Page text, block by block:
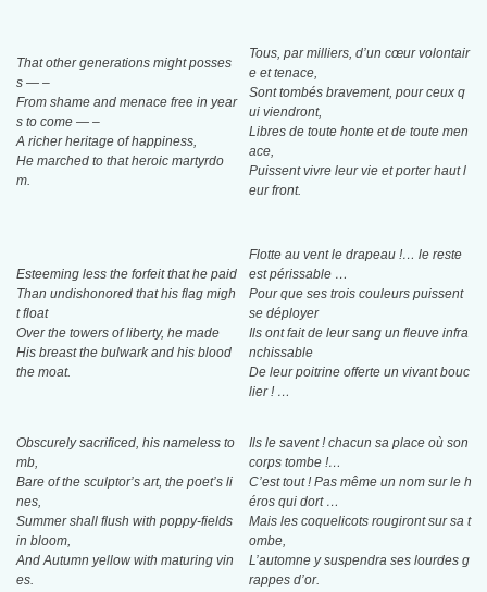
That other generations might posses
s — –
From shame and menace free in year
s to come — –
A richer heritage of happiness,
He marched to that heroic martyrdo
m.
Tous, par milliers, d’un cœur volontair
e et tenace,
Sont tombés bravement, pour ceux q
ui viendront,
Libres de toute honte et de toute men
ace,
Puissent vivre leur vie et porter haut l
eur front.
Esteeming less the forfeit that he paid
Than undishonored that his flag migh
t float
Over the towers of liberty, he made
His breast the bulwark and his blood
the moat.
Flotte au vent le drapeau !… le reste
est périssable …
Pour que ses trois couleurs puissent
se déployer
Ils ont fait de leur sang un fleuve infra
nchissable
De leur poitrine offerte un vivant bouc
lier ! …
Obscurely sacrificed, his nameless to
mb,
Bare of the sculptor’s art, the poet’s li
nes,
Summer shall flush with poppy-fields
in bloom,
And Autumn yellow with maturing vin
es.
Ils le savent ! chacun sa place où son
corps tombe !…
C’est tout ! Pas même un nom sur le h
éros qui dort …
Mais les coquelicots rougiront sur sa t
ombe,
L’automne y suspendra ses lourdes g
rappes d’or.